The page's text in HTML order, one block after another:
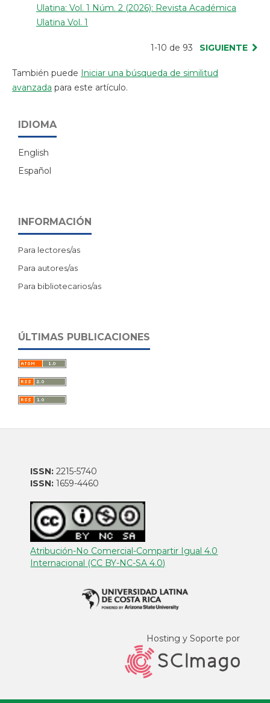
Ulatina: Vol. 1 Núm. 2 (2026): Revista Académica
Ulatina Vol. 1
1-10 de 93 SIGUIENTE
También puede Iniciar una búsqueda de similitud
avanzada para este artículo.
IDIOMA
English
Español
INFORMACIÓN
Para lectores/as
Para autores/as
Para bibliotecarios/as
ÚLTIMAS PUBLICACIONES
ISSN: 2215-5740
ISSN: 1659-4460
Atribución-No Comercial-Compartir Igual 4.0
Internacional (CC BY-NC-SA 4.0)
Hosting y Soporte por